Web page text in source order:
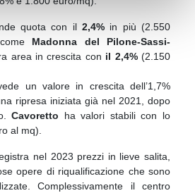
quota con il2,4% in più (2.550
Madonna del Pilone-Sassi-
area in crescita con il 2,4%(2.150
un valore in crescita dell’1,7%
ripresa iniziata già nel 2021, dopo
Cavoretto ha valori stabili con lo
al mq).
nel 2023 prezzi in lieve salita,
opere di riqualificazione che sono
Complessivamente il centro